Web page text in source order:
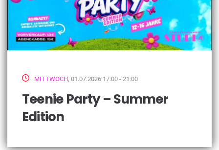
MITTWOCH, 01.07.2026 17:00 - 21:00
Teenie Party – Summer
Edition